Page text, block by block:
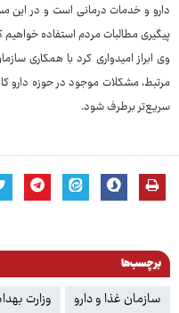
دارو و خدمات درمانی است و در این
پیگیری مطالبات مردم استفاده خواهیم
وی ابراز امیدواری کرد با همکاری
مرتبط، مشکلات موجود در حوزه
سریع‌تر برطرف شود.
برچسب‌ها
سازمان غذا و دارو وزارت